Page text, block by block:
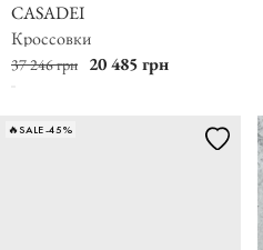
CASADEI
Кроссовки
37 246 грн 20 485 грн
🔥SALE -45%